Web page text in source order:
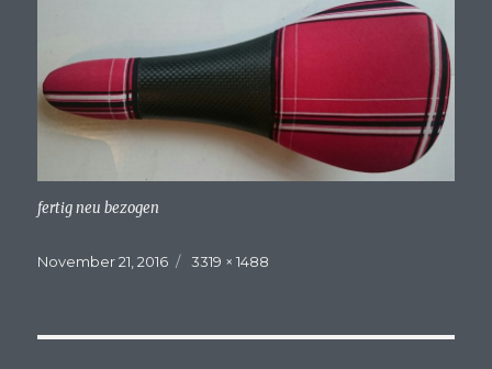
fertig neu bezogen
Veröffentlicht
November 21, 2016
Volle
3319 × 1488